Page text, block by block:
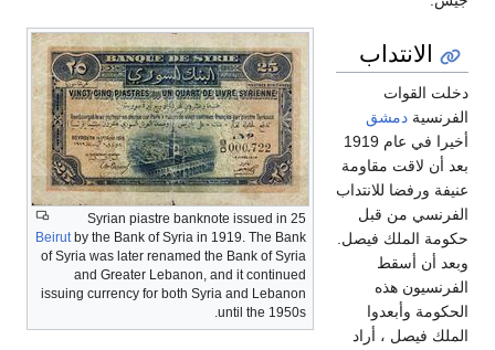
25 Syrian piastre banknote issued in
Beirut by the Bank of Syria in 1919. The Bank
of Syria was later renamed the Bank of Syria
and Greater Lebanon, and it continued
issuing currency for both Syria and Lebanon
until the 1950s.
الانتداب
دخلت القوات
الفرنسية دمشق
أخيرا في عام 1919
بعد أن لاقت مقاومة
عنيفة ورفضا للانتداب
الفرنسي من قبل
حكومة الملك فيصل.
وبعد أن أسقط
الفرنسيون هذه
الحكومة وأبعدوا
الملك فيصل ، أراد